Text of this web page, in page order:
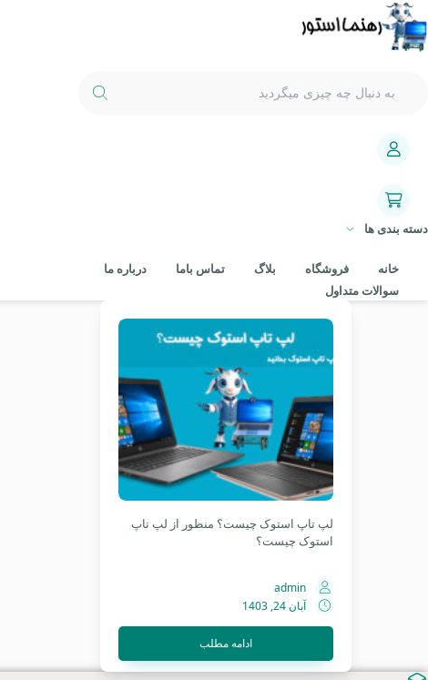
دسته بندی ها
خانه فروشگاه بلاگ تماس باما
درباره ما
سوالات متداول
لپ تاپ استوک چیست؟ منظور از لپ تاپ
استوک چیست؟
admin
آبان 24, 1403
ادامه مطلب